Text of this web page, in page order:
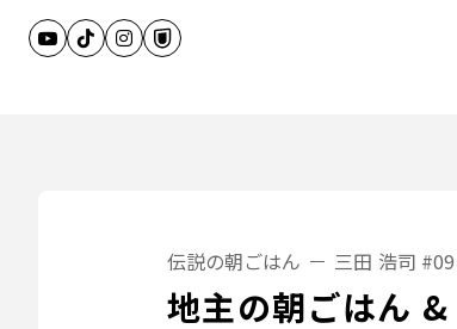
伝説の朝ごはん 三田 浩司 #09
地主の朝ごはん